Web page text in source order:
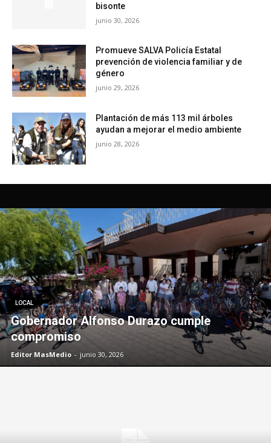
bisonte
junio 30, 2026
Promueve SALVA Policía Estatal
prevención de violencia familiar y de
género
junio 29, 2026
Plantación de más 113 mil árboles
ayudan a mejorar el medio ambiente
junio 28, 2026
LOCAL
Gobernador Alfonso Durazo cumple
compromiso
Editor MasMedio - junio 30, 2026